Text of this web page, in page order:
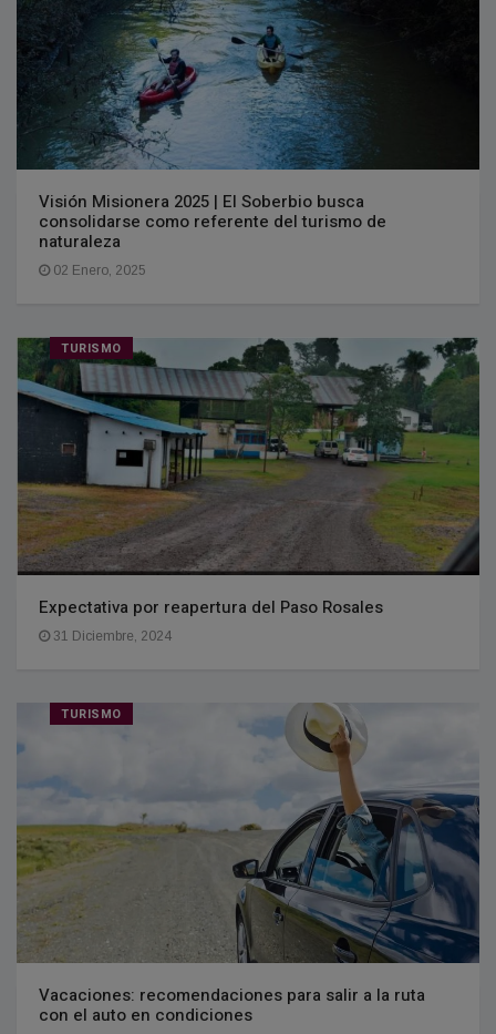
Visión Misionera 2025 | El Soberbio busca
consolidarse como referente del turismo de
naturaleza
02 Enero, 2025
TURISMO
Expectativa por reapertura del Paso Rosales
31 Diciembre, 2024
TURISMO
Vacaciones: recomendaciones para salir a la ruta
con el auto en condiciones